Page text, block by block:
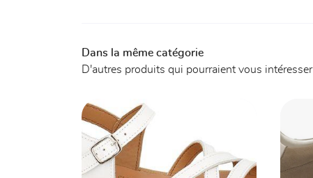
Dans la même catégorie
D'autres produits qui pourraient vous intéresser